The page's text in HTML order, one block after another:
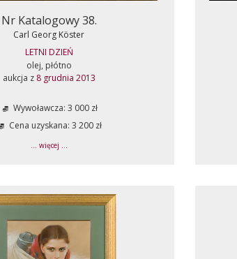
Nr Katalogowy 38.
Carl Georg Köster
LETNI DZIEŃ
olej, płótno
aukcja z 8 grudnia 2013
Wywoławcza: 3 000 zł
Cena uzyskana: 3 200 zł
... więcej ...